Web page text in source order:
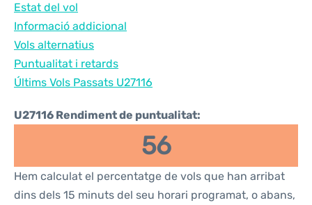
Estat del vol
Informació addicional
Vols alternatius
Puntualitat i retards
Últims Vols Passats U27116
U27116 Rendiment de puntualitat:
56
Hem calculat el percentatge de vols que han arribat
dins dels 15 minuts del seu horari programat, o abans,